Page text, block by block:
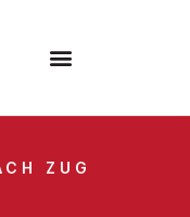
ZUG